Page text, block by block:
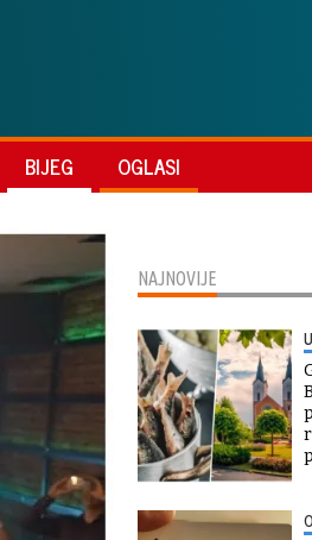
BIJEG OGLASI
NAJNOVIJE